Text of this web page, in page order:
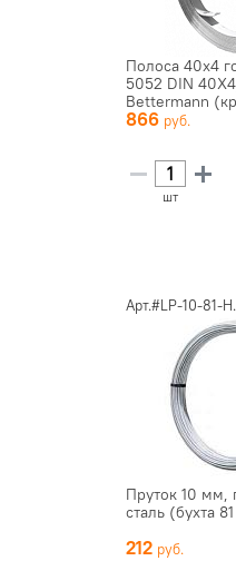
Полоса 40х4
5052 DIN
Bettermann
866
шт
Арт.#LP-10-81-
Пруток 10 мм,
сталь (бухта
212